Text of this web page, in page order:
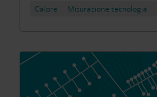
Calore Misurazione tecnologia